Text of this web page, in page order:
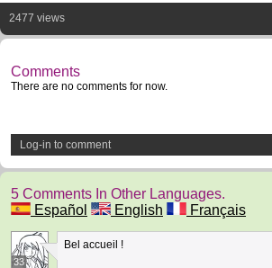
2477 views
Comments
There are no comments for now.
Log-in to comment
5 Comments In Other Languages.
Español
English Français
33
Bel accueil !